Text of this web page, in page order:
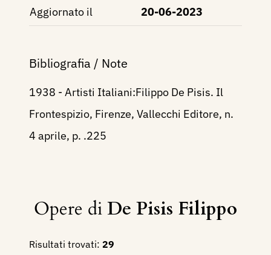
Aggiornato il
20-06-2023
Bibliografia / Note
1938 - Artisti Italiani:Filippo De Pisis. Il
Frontespizio, Firenze, Vallecchi Editore, n.
4 aprile, p. .225
Opere diDe Pisis Filippo
Risultati trovati: 29